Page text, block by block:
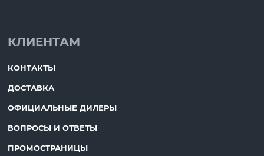
КЛИЕНТАМ
КОНТАКТЫ
ДОСТАВКА
ОФИЦИАЛЬНЫЕ ДИЛЕРЫ
ВОПРОСЫ И ОТВЕТЫ
ПРОМОСТРАНИЦЫ